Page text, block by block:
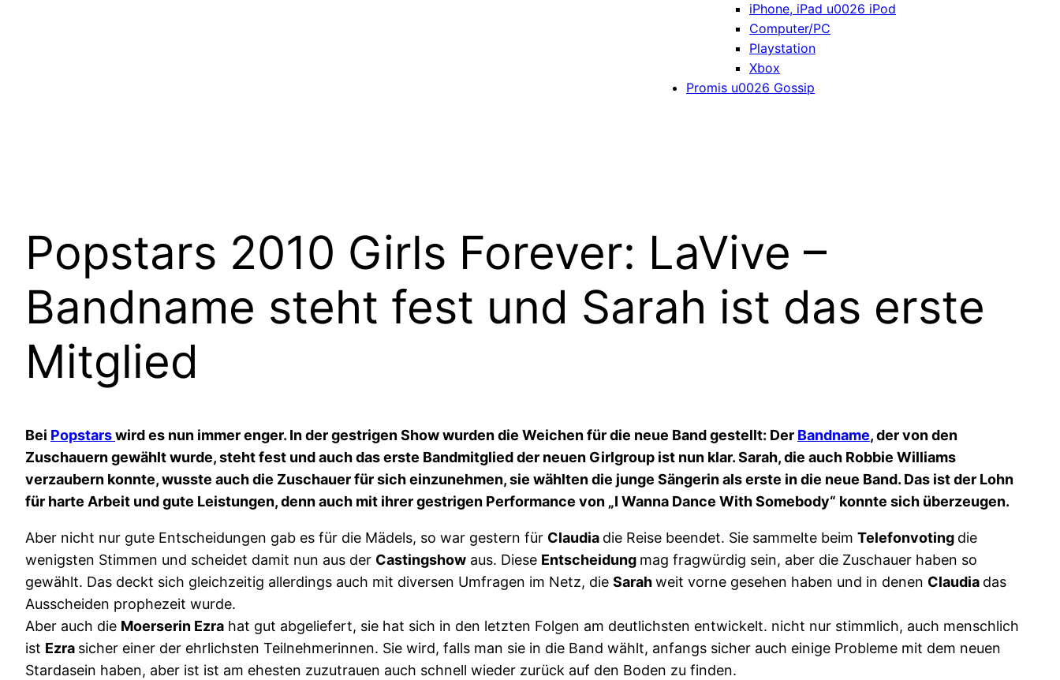
iPhone, iPad u0026 iPod
Computer/PC
Playstation
Xbox
Promis u0026 Gossip
Popstars 2010 Girls Forever: LaVive –
Bandname steht fest und Sarah ist das erste
Mitglied
Bei Popstarswird es nun immer enger. In der gestrigen Show wurden die Weichen für die neue Band gestellt: Der Bandname, der von den
Zuschauern gewählt wurde, steht fest und auch das erste Bandmitglied der neuen Girlgroup ist nun klar. Sarah, die auch Robbie Williams
verzaubern konnte, wusste auch die Zuschauer für sich einzunehmen, sie wählten die junge Sängerin als erste in die neue Band. Das ist der Lohn
für harte Arbeit und gute Leistungen, denn auch mit ihrer gestrigen Performance von „I Wanna Dance With Somebody“ konnte sich überzeugen.
Aber nicht nur gute Entscheidungen gab es für die Mädels, so war gestern für Claudia die Reise beendet. Sie sammelte beim Telefonvoting die
wenigsten Stimmen und scheidet damit nun aus der Castingshow aus. Diese Entscheidung mag fragwürdig sein, aber die Zuschauer haben so
gewählt. Das deckt sich gleichzeitig allerdings auch mit diversen Umfragen im Netz, die Sarahweit vorne gesehen haben und in denen Claudia das
Ausscheiden prophezeit wurde.
Aber auch die Moerserin Ezra hat gut abgeliefert, sie hat sich in den letzten Folgen am deutlichsten entwickelt. nicht nur stimmlich, auch menschlich
ist Ezra sicher einer der ehrlichsten Teilnehmerinnen. Sie wird, falls man sie in die Band wählt, anfangs sicher auch einige Probleme mit dem neuen
Stardasein haben, aber ist ist am ehesten zuzutrauen auch schnell wieder zurück auf den Boden zu finden.